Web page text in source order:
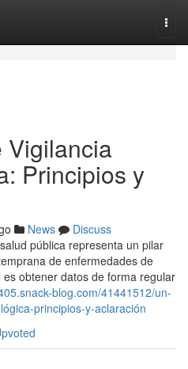
Vigilancia
Principios y
News
Discuss
pública representa un pilar
de enfermedades de
obtener datos de forma regular
blog.com/41441512/un-
principios-y-aclaración